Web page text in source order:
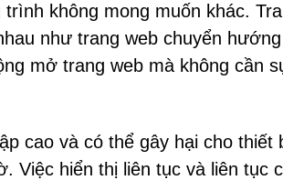
không mong muốn khác.
như trang web chuyển
mở trang web mà không cần
cao và có thể gây hại cho thiết
Việc hiển thị liên tục và liên tục